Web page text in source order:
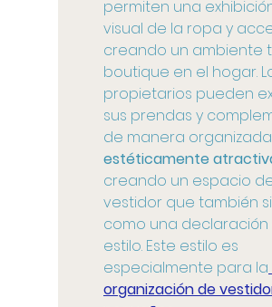
permiten una
visual de la ropa y
creando un ambiente
boutique en el hogar.
propietarios pueden
sus prendas y
de manera
estéticamente
creando un espacio
vestidor que también
como una declaración
estilo. Este estilo es
especialmente para la
organización de